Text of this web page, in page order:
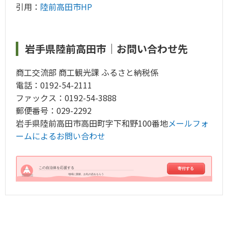
引用： 陸前高田市HP
岩手県陸前高田市｜お問い合わせ先
商工交流部 商工観光課 ふるさと納税係
電話：0192-54-2111
ファックス：0192-54-3888
郵便番号：029-2292
岩手県陸前高田市高田町字下和野100番地メールフォ
ームによるお問い合わせ
この自治体を応援する
地域に貢献、お礼の品をもらう
寄付する